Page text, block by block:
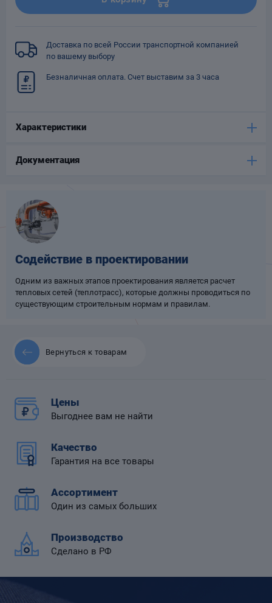
Доставка по всей России транспортной компанией
по вашему выбору
Безналичная оплата. Счет выставим за 3 часа
Характеристики
Документация
Содействие в проектировании
Одним из важных этапов проектирования является расчет
тепловых сетей (теплотрасс), которые должны проводиться по
существующим строительным нормам и правилам.
Вернуться к товарам
Цены
Выгоднее вам не найти
Качество
Гарантия на все товары
Ассортимент
Один из самых больших
Производство
Сделано в РФ
трубопроводов
Компенсаторы